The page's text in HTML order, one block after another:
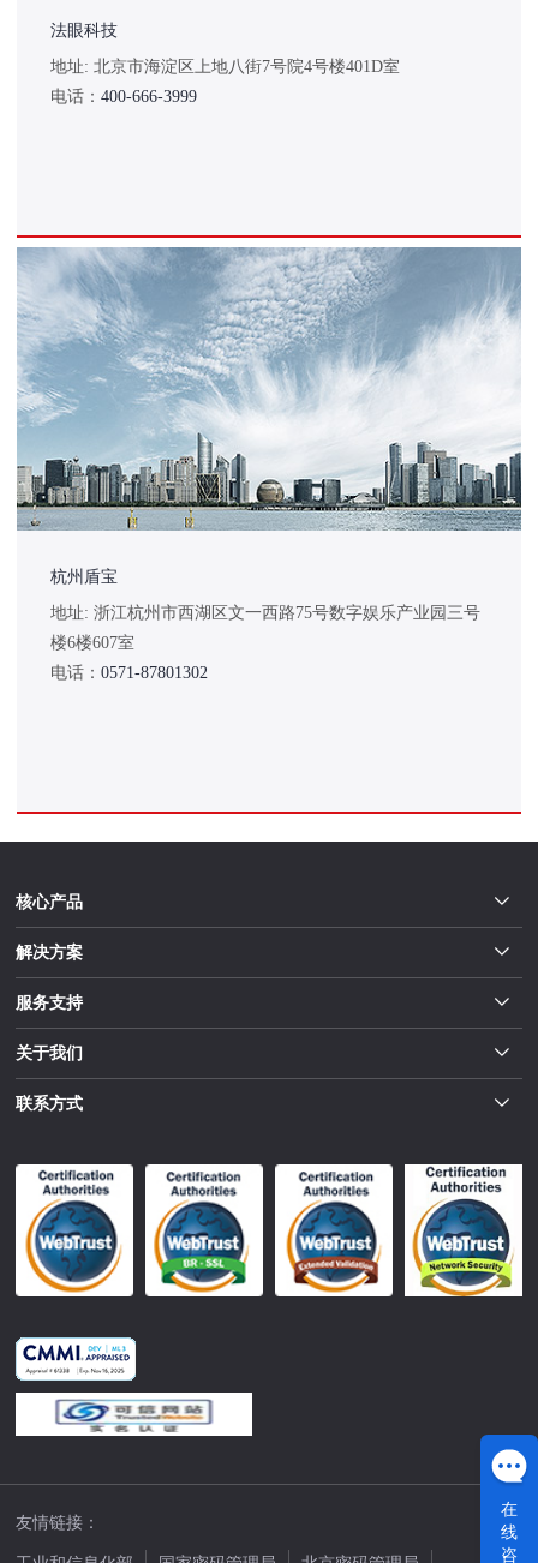
法眼科技
地址: 北京市海淀区上地八街7号院4号楼401D室
电话： 400-666-3999
杭州盾宝
地址: 浙江杭州市西湖区文一西路75号数字娱乐产业园三号
楼6楼607室
电话： 0571-87801302
核心产品
解决方案
服务支持
关于我们
联系方式
友情链接：
在
线
咨